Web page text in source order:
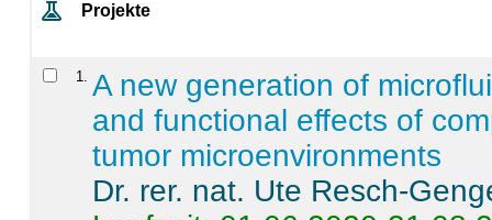
Projekte
1
A new generation of
and functional effects of
tumor microenvironments
Dr. rer. nat. Ute Resch-